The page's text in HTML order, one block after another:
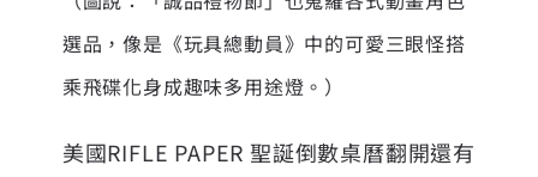
選品，像是《玩具總動員》中的可愛三眼怪搭
乘飛碟化身成趣味多用途燈。）
美國RIFLE PAPER 聖誕倒數桌曆翻開還有